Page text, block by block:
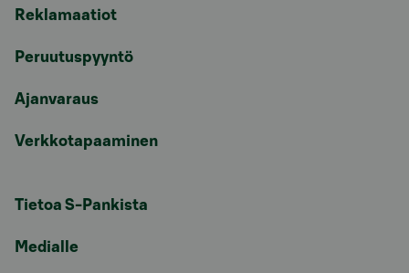
Reklamaatiot
Peruutuspyyntö
Ajanvaraus
Verkkotapaaminen
Tietoa S-Pankista
Medialle